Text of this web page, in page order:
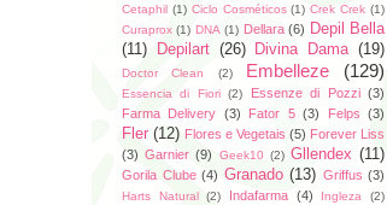
Cetaphil (1) Ciclo Cosméticos (1) Crek Crek (1)
Curaprox (1) DNA (1) Dellara (6) Depil Bella
(11)
Depilart (26) Divina Dama (19)
Doctor Clean (2) Embelleze (129)
Essencia di Fiori (2) Essenze di Pozzi (3)
Farma Delivery (3) Fator 5 (3) Felps (3)
Fler (12) Flores e Vegetais (5) Forever Liss
(3) Garnier (9) Geek10 (2) Gllendex (11)
Gorila Clube (4) Granado (13) Griffus (3)
Harts Natural (2) Indafarma (4) Ingleza
(2)